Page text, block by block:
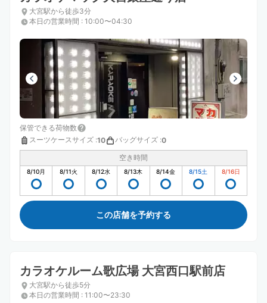
大宮駅から徒歩3分
本日の営業時間 : 10:00〜04:30
保管できる荷物数
スーツケースサイズ :10 バッグサイズ :0
空き時間
8/10月 8/11火 8/12水 8/13木 8/14金 8/15土 8/16日
この店舗を予約する
カラオケルーム歌広場 大宮西口駅前店
大宮駅から徒歩5分
本日の営業時間 : 11:00〜23:30